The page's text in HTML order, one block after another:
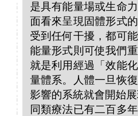
是具有能量場或生命
面看來呈現固體形式
受到任何干擾，都可
能量形式則可使我們
就是利用經過「效能
量體系。人體一旦恢
影響的系統就會開始
同類療法已有二百多